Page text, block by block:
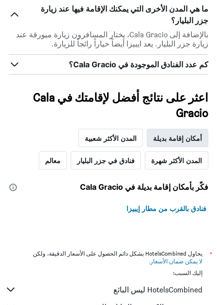
ما هي المدن الأخرى التي يمكنك الإقامة فيها عند زيارة
جزر البليار؟
بالإضافة إلى Cala Gracio، يختار المسافرون زيارة ميورقة عند
زيارة جزر البليار. يعد ايبيزا أيضاً خياراً رائجاً للزيارة.
كم عدد الفنادق الموجودة في Cala Gracio؟
اعثر على نتائج أفضل لإقامتك في Cala
Gracio
أمكان إقامة بديلة المدن الأكثر شعبية
المدن الأكثر شهرة فنادق في جزر البليار معالم
فكّر بأمكان إقامة بديلة في Cala Gracio
فنادق بالقرب من مطار إيبيزا
*
يحاول HotelsCombined بشكل دائم الحصول على الأسعار الدقيقة، ولكن
لا يمكن ضمان الأسعار .
إليك السبب:
HotelsCombined ليس البائع